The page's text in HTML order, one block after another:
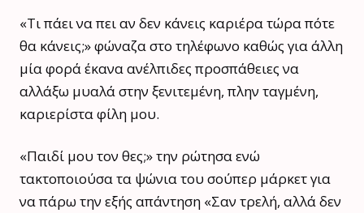
«Τι πάει να πει αν δεν κάνεις καριέρα τώρα πότε
θα κάνεις;» φώναζα στο τηλέφωνο καθώς για άλλη
μία φορά έκανα ανέλπιδες προσπάθειες να
αλλάξω μυαλά στην ξενιτεμένη, πλην ταγμένη,
καριερίστα φίλη μου.
«Παιδί μου τον θες;» την ρώτησα ενώ
τακτοποιούσα τα ψώνια του σούπερ μάρκετ για
να πάρω την εξής απάντηση «Σαν τρελή, αλλά δεν